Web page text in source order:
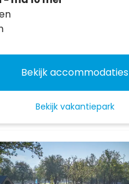
Bekijk accommodaties
Bekijk vakantiepark